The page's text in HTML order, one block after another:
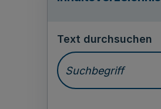
Text durchsuchen